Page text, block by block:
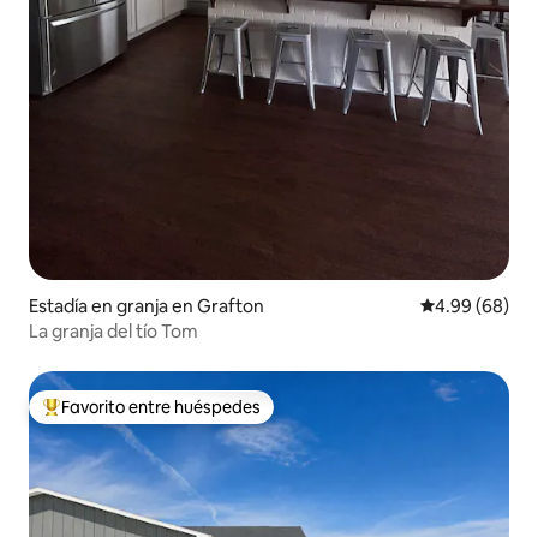
Estadía en granja en Grafton Calificación
4.99 (68)
La granja del tío Tom
Favorito entre huéspedes preferido
Favorito entre huéspedes